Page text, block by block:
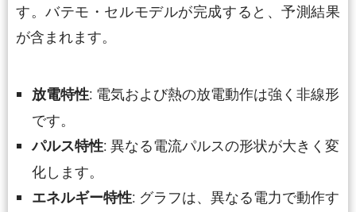
す。バテモ・セルモデルが完成すると、予測結果
が含まれます。
放電特性: 電気および熱の放電動作は強く非線形
です。
パルス特性: 異なる電流パルスの形状が大きく変
化します。
エネルギー特性: グラフは、異なる電力で動作す